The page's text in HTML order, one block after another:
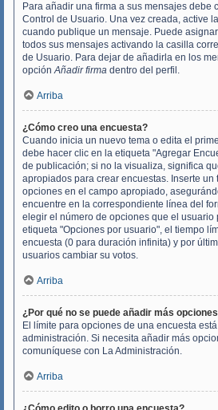
Para añadir una firma a sus mensajes debe
Control de Usuario. Una vez creada, active
cuando publique un mensaje. Puede
todos sus mensajes activando la casilla
de Usuario. Para dejar de añadirla en los
opciónAñadir firma dentro del perfil.
Arriba
¿Cómo creo una encuesta?
Cuando inicia un nuevo tema o edita el
debe hacer clic en la etiqueta "Agregar
de publicación; si no la visualiza, significa
apropiados para crear encuestas. Inserte un
opciones en el campo apropiado,
encuentre en la correspondiente línea del
elegir el número de opciones que el
etiqueta "Opciones por usuario", el tiempo
encuesta (0 para duración infinita) y por
usuarios cambiar su votos.
Arriba
¿Por qué no se puede añadir más
El límite para opciones de una encuesta
administración. Si necesita añadir más
comuníquese con La Administración.
Arriba